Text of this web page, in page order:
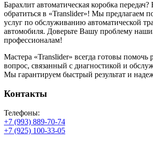
Барахлит автоматическая коробка
обратиться в «Translider»! Мы предлагаем
услуг по обслуживанию автоматической
автомобиля. Доверьте Вашу проблему
профессионалам!
Мастера «Translider» всегда готовы помочь
вопрос, связанный с диагностикой и
Мы гарантируем быстрый результат и
Контакты
Телефоны:
+7 (993) 889-70-74
+7 (925) 100-33-05